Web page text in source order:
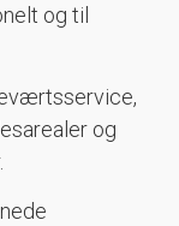
og til
og